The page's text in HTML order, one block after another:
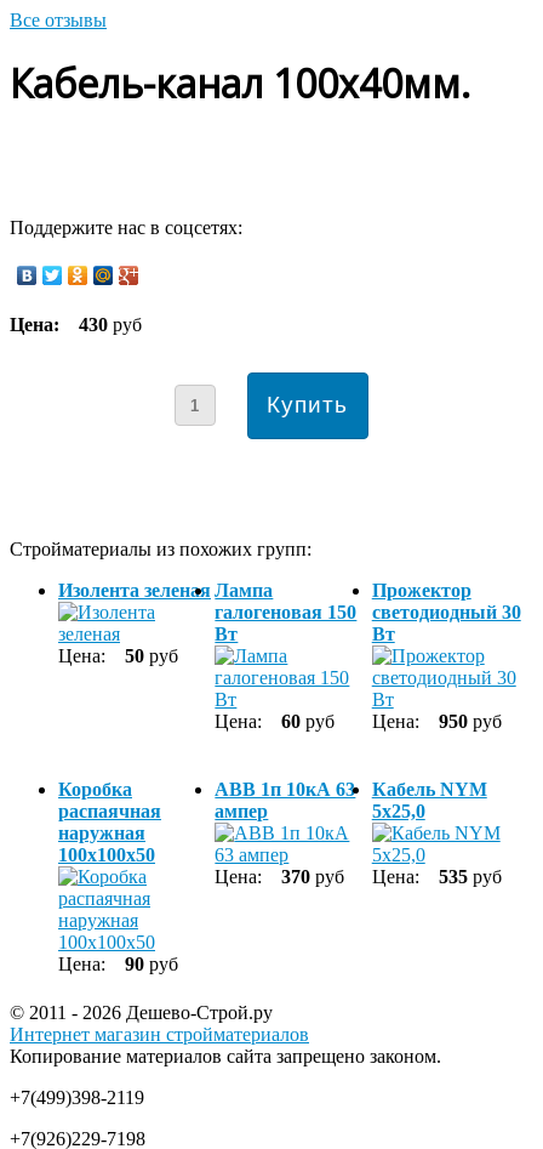
Все отзывы
Кабель-канал 100х40мм.
Поддержите нас в соцсетях:
Цена: 430 руб
Стройматериалы из похожих групп:
Изолента зеленая
Цена: 50 руб
Лампа
галогеновая 150
Вт
Цена: 60 руб
Прожектор
светодиодный 30
Вт
Цена: 950руб
Коробка
распаячная
наружная
100х100х50
Цена: 90 руб
ABB 1п 10кА 63
ампер
Цена: 370 руб
Кабель NYM
5х25,0
Цена: 535руб
© 2011 - 2026 Дешево-Строй.ру
Интернет магазин стройматериалов
Копирование материалов сайта запрещено законом.
+7(499)398-2119
+7(926)229-7198